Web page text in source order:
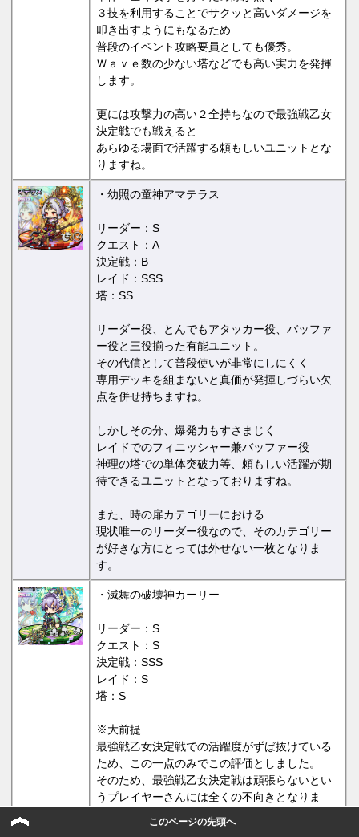
３技を利用することでサクッと高いダメージを
叩き出すようにもなるため
普段のイベント攻略要員としても優秀。
Ｗａｖｅ数の少ない塔などでも高い実力を発揮
します。
更には攻撃力の高い２全持ちなので最強戦乙女
決定戦でも戦えると
あらゆる場面で活躍する頼もしいユニットとな
りますね。
・幼照の童神アマテラス
リーダー：S
クエスト：A
決定戦：B
レイド：SSS
塔：SS
リーダー役、とんでもアタッカー役、バッファ
ー役と三役揃った有能ユニット。
その代償として普段使いが非常にしにくく
専用デッキを組まないと真価が発揮しづらい欠
点を併せ持ちますね。
しかしその分、爆発力もすさまじく
レイドでのフィニッシャー兼バッファー役
神理の塔での単体突破力等、頼もしい活躍が期
待できるユニットとなっておりますね。
また、時の扉カテゴリーにおける
現状唯一のリーダー役なので、そのカテゴリー
が好きな方にとっては外せない一枚となりま
す。
・滅舞の破壊神カーリー
リーダー：S
クエスト：S
決定戦：SSS
レイド：S
塔：S
※大前提
最強戦乙女決定戦での活躍度がずば抜けている
ため、この一点のみでこの評価としました。
そのため、最強戦乙女決定戦は頑張らないとい
うプレイヤーさんには全くの不向きとなりま
このページの先頭へ